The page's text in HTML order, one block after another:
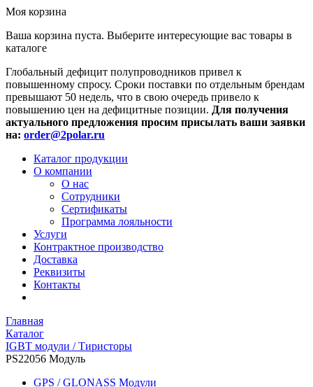
Моя корзина
Ваша корзина пуста. Выберите интересующие вас товары в
каталоге
Глобальный дефицит полупроводников привел к
повышенному спросу. Сроки поставки по отдельным брендам
превышают 50 недель, что в свою очередь привело к
повышению цен на дефицитные позиции. Для получения
актуального предложения просим присылать ваши заявки
на: order@2polar.ru
Каталог продукции
О компании
О нас
Сотрудники
Сертификаты
Программа лояльности
Услуги
Контрактное производство
Доставка
Реквизиты
Контакты
Главная
Каталог
IGBT модули / Тиристоры
PS22056 Модуль
GPS / GLONASS Модули